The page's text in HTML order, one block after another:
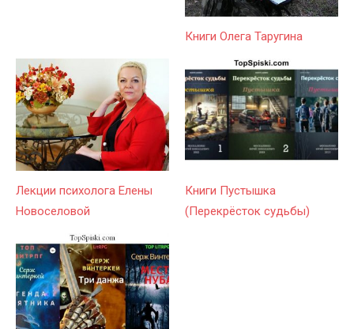
Книги Олега Таругина
Лекции психолога Елены
Новоселовой
Книги Пустышка
(Перекрёсток судьбы)